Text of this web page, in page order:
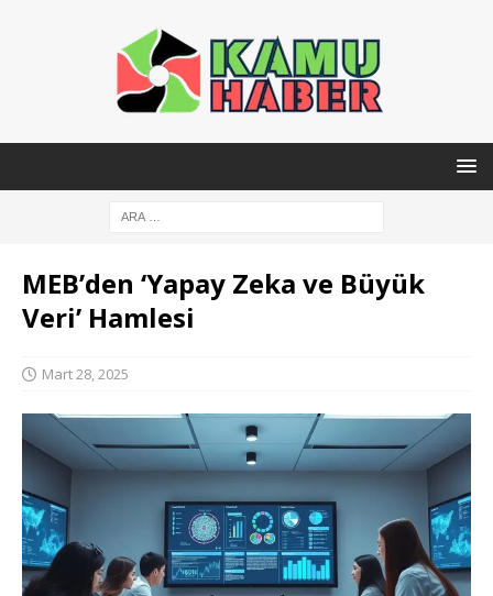
MEB’den ‘Yapay Zeka ve Büyük
Veri’ Hamlesi
Mart 28, 2025